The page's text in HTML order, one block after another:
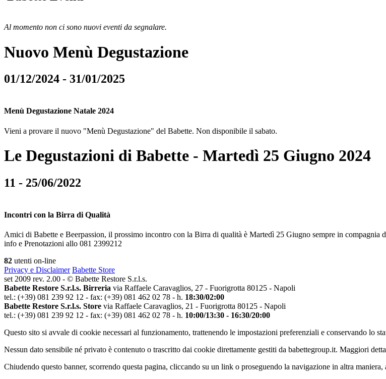
Al momento non ci sono nuovi eventi da segnalare.
Nuovo Menù Degustazione
01/12/2024 - 31/01/2025
Menù Degustazione Natale 2024
Vieni a provare il nuovo "Menù Degustazione" del Babette. Non disponibile il sabato.
Le Degustazioni di Babette - Martedì 25 Giugno 2024
11 - 25/06/2022
Incontri con la Birra di Qualità
Amici di Babette e Beerpassion, il prossimo incontro con la Birra di qualità è Martedì 25 Giugno sempre in compagnia
info e Prenotazioni allo 081 2399212
82 utenti on-line
Privacy e Disclaimer Babette Store
set 2009 rev. 2.00 - © Babette Restore S.r.l.s.
Babette Restore S.r.l.s. Birreria via Raffaele Caravaglios, 27 - Fuorigrotta 80125 - Napoli
tel.: (+39) 081 239 92 12 - fax: (+39) 081 462 02 78 - h. 18:30/02:00
Babette Restore S.r.l.s. Store via Raffaele Caravaglios, 21 - Fuorigrotta 80125 - Napoli
tel.: (+39) 081 239 92 12 - fax: (+39) 081 462 02 78 - h. 10:00/13:30 - 16:30/20:00
Questo sito si avvale di cookie necessari al funzionamento, trattenendo le impostazioni preferenziali e conservando lo
Nessun dato sensibile né privato è contenuto o trascritto dai cookie direttamente gestiti da babettegroup.it. Maggiori
Chiudendo questo banner, scorrendo questa pagina, cliccando su un link o proseguendo la navigazione in altra